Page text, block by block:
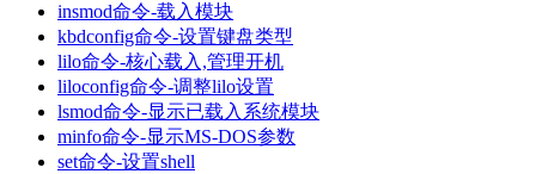
insmod命令-载入模块
kbdconfig命令-设置键盘类型
lilo命令-核心载入,管理开机
liloconfig命令-调整lilo设置
lsmod命令-显示已载入系统模块
minfo命令-显示MS-DOS参数
set命令-设置shell